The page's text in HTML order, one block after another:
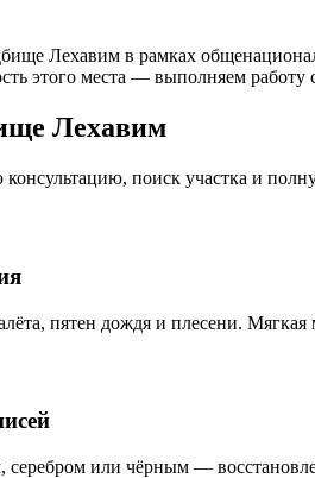
Лехавим в рамках
этого места — выполняем
Лехавим
консультацию, поиск участка и
пятен дождя и плесени.
серебром или чёрным —